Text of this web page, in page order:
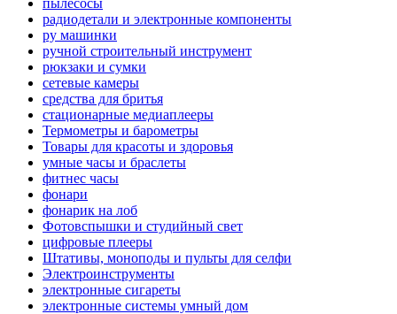
пылесосы
радиодетали и электронные компоненты
ру машинки
ручной строительный инструмент
рюкзаки и сумки
сетевые камеры
средства для бритья
стационарные медиаплееры
Термометры и барометры
Товары для красоты и здоровья
умные часы и браслеты
фитнес часы
фонари
фонарик на лоб
Фотовспышки и студийный свет
цифровые плееры
Штативы, моноподы и пульты для селфи
Электроинструменты
электронные сигареты
электронные системы умный дом